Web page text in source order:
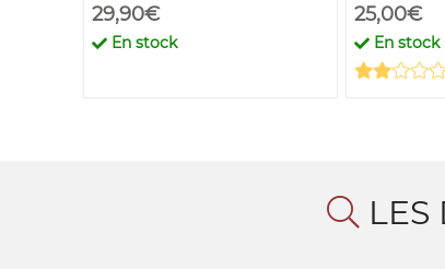
29,90€
En stock
25,00€
En stock
LES